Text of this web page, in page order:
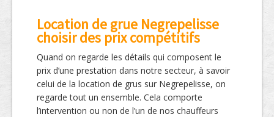
Location de grue Negrepelisse
choisir des prix compétitifs
Quand on regarde les détails qui composent le
prix d’une prestation dans notre secteur, à savoir
celui de la location de grus sur Negrepelisse, on
regarde tout un ensemble. Cela comporte
l’intervention ou non de l’un de nos chauffeurs